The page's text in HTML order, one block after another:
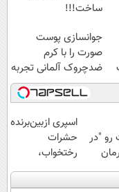
ساخت!!!
جوانسازی پوست
صورت را با کرم
ضدچروک آلمانی تجربه
کنید!
رو "در
+
اسپری ازبین‌برنده
حشرات
رختخواب،
مناسب برای
مقابله با انواع